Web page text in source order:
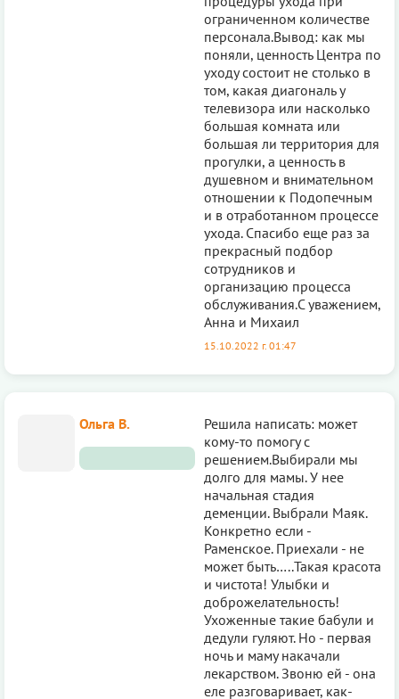
ограниченном количестве
персонала.Вывод: как мы
поняли, ценность Центра по
уходу состоит не столько в
том, какая диагональ у
телевизора или насколько
большая комната или
большая ли территория для
прогулки, а ценность в
душевном и внимательном
отношении к Подопечным
и в отработанном процессе
ухода. Спасибо еще раз за
прекрасный подбор
сотрудников и
организацию процесса
обслуживания.С уважением,
Анна и Михаил
15.10.2022 г. 01:47
Ольга В.
Решила написать: может
кому-то помогу с
решением.Выбирали мы
долго для мамы. У нее
начальная стадия
деменции. Выбрали Маяк.
Конкретно если -
Раменское. Приехали - не
может быть…..Такая красота
и чистота! Улыбки и
доброжелательность!
Ухоженные такие бабули и
дедули гуляют. Но - первая
ночь и маму накачали
лекарством. Звоню ей - она
еле разговаривает, как-